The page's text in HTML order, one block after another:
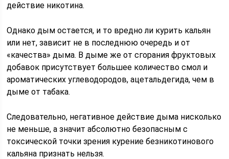
действие никотина.
Однако дым остается, и то вредно ли курить кальян
или нет, зависит не в последнюю очередь и от
«качества» дыма. В дыме же от сгорания фруктовых
добавок присутствует большее количество смол и
ароматических углеводородов, ацетальдегида, чем в
дыме от табака.
Следовательно, негативное действие дыма нисколько
не меньше, а значит абсолютно безопасным с
токсической точки зрения курение безникотинового
кальяна признать нельзя.